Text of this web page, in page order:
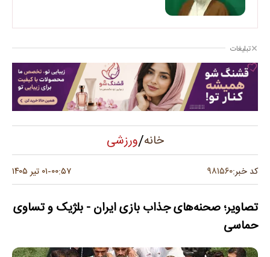
تبلیغات
خانه/ورزشی
کد خبر:۹۸۱۵۶۰ ۰۰:۵۷-۰۱ تیر ۱۴۰۵
تصاویر؛ صحنه‌های جذاب بازی ایران - بلژیک و تساوی
حماسی